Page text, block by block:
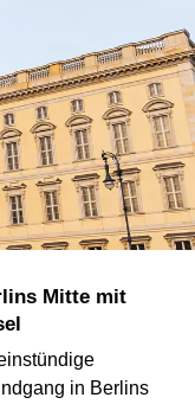
in Berlins